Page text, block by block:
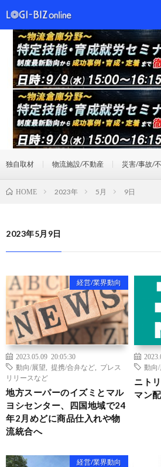
独自取材 物流施設/不動産 災害/事故/
HOME 2023年 5月 9日
2023年5月9日
経営/業界動向
2023.05.09 20:05:30
動向/展望
提携/合弁など
プレス
リリースなど
地方スーパーのイズミとマル
ヨシセンター、四国地域で24
年2月めどに商品仕入れや物
流統合へ
動向/
ニト
マン
経営/業界動向